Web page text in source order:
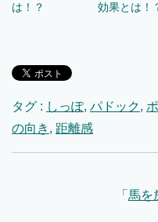
は！？
効果とは！
タグ : しっぽ, パドック,
の向き , 距離感
「 馬を